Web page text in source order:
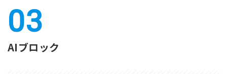
AIブロック